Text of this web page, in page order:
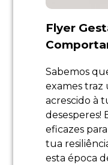
Flyer
Sabemos
exames traz
acrescido à
desesperes!
eficazes
tua
esta época